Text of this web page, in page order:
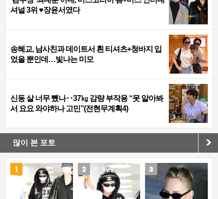
셔널 3위 ♥장윤서였다
송혜교, 남사친과 데이트서 흰 티셔츠+청바지 입
었을 뿐인데…빛나는 미모
신동 살 너무 뺐나‥37㎏ 감량 부작용 “못 알아봐
서 요요 와야하나 고민”(전현무계획4)
많이 본 포토